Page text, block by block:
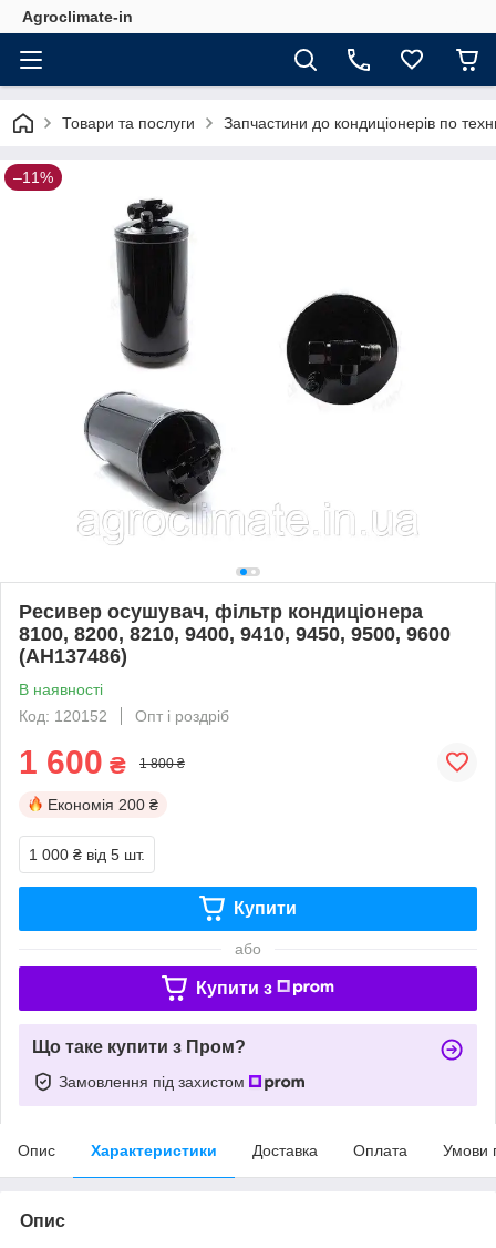
Agroclimate-in
Товари та послуги Запчастини до кондиціонерів по
–11%
Ресивер осушувач, фільтр кондиціонера
8100, 8200, 8210, 9400, 9410, 9450, 9500, 9600
(AH137486)
В наявності
Код: 120152
Опт і роздріб
1 600 ₴ 1 800 ₴
Економія 200 ₴
1 000 ₴ від 5 шт.
Купити
або
Купити з
Що таке купити з Пром?
Замовлення під захистом
Опис Характеристики Доставка Оплата Умови
Опис